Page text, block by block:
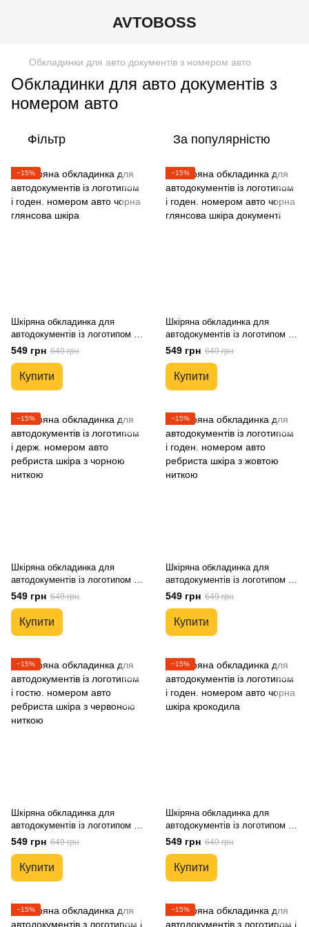
AVTOBOSS
Обкладинки для авто документів з номером авто
Обкладинки для авто документів з
номером авто
Фільтр За популярністю
−15%
Шкіряна обкладинка для
автодокументів із логотипом і
годен. номером авто чорна
глянсова шкіра
549 грн 649 грн
Купити
−15%
Шкіряна обкладинка для
автодокументів із логотипом і
годен. номером авто чорна
глянсова шкіра документі
549 грн 649 грн
Купити
−15%
Шкіряна обкладинка для
автодокументів із логотипом і
держ. номером авто ребриста
шкіра з чорною ниткою
549 грн 649 грн
Купити
−15%
Шкіряна обкладинка для
автодокументів із логотипом і
годен. номером авто ребриста
шкіра з жовтою ниткою
549 грн 649 грн
Купити
−15%
Шкіряна обкладинка для
автодокументів із логотипом і
гостю. номером авто ребриста
шкіра з червоною ниткою
549 грн 649 грн
Купити
−15%
Шкіряна обкладинка для
автодокументів із логотипом і
годен. номером авто чорна
шкіра крокодила
549 грн 649 грн
Купити
−15% −15%